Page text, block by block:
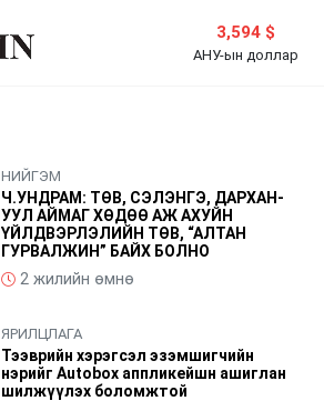
3,594 $
АНУ-ын доллар
НИЙГЭМ
Ч.УНДРАМ: ТӨВ, СЭЛЭНГЭ, ДАРХАН-
УУЛ АЙМАГ ХӨДӨӨ АЖ АХУЙН
ҮЙЛДВЭРЛЭЛИЙН ТӨВ, “АЛТАН
ГУРВАЛЖИН” БАЙХ БОЛНО
2 жилийн өмнө
ЯРИЛЦЛАГА
Тээврийн хэрэгсэл эзэмшигчийн
нэрийг Аutobox аппликейшн ашиглан
шилжүүлэх боломжтой